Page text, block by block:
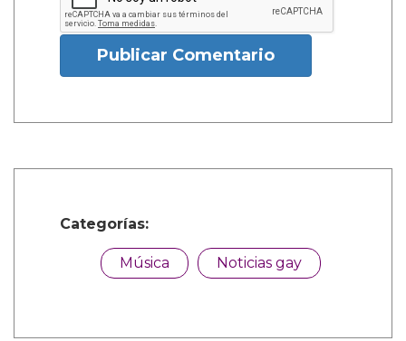
Publicar Comentario
Categorías:
Música Noticias gay